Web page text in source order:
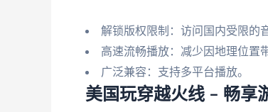
解锁版权限制：访问国内受限的
高速流畅播放：减少因地理位置
广泛兼容：支持多平台播放。
美国玩穿越火线 – 畅享